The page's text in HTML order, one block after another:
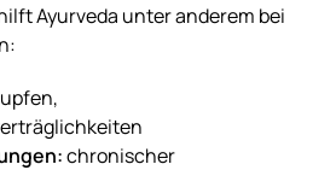
Ayurveda unter anderem bei
chronischer